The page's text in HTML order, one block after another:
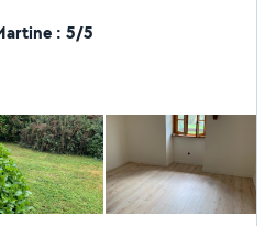
: 5/5